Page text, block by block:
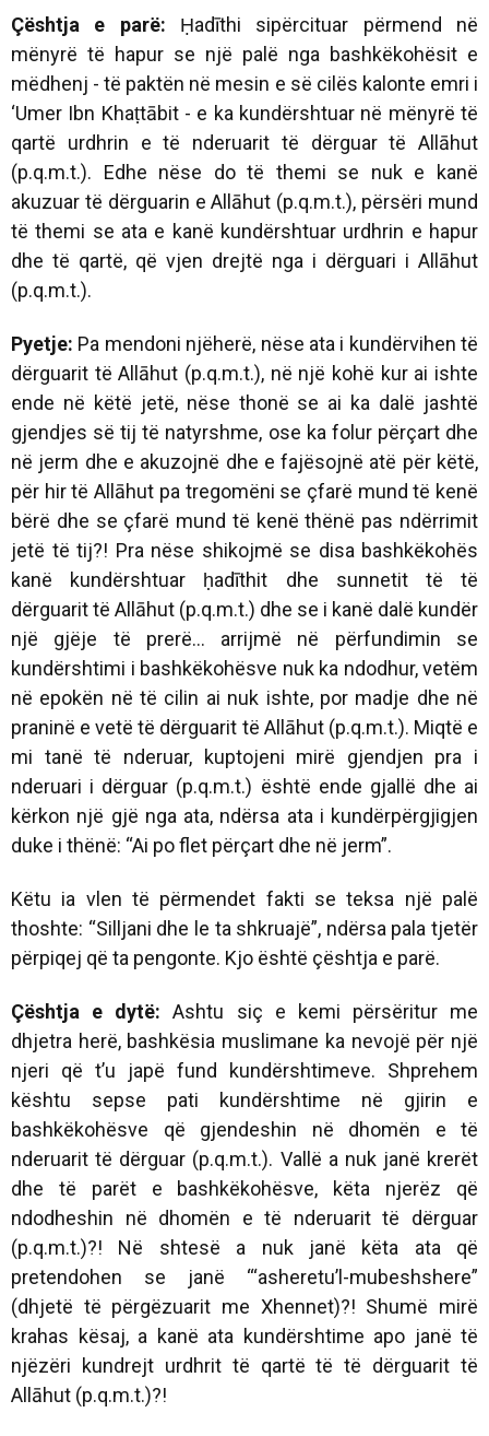
Çështja e parë: Ḥadīthi sipërcituar përmend në
mënyrë të hapur se një palë nga bashkëkohësit e
mëdhenj - të paktën në mesin e së cilës kalonte emri i
‘Umer Ibn Khaṭtābit - e ka kundërshtuar në mënyrë të
qartë urdhrin e të nderuarit të dërguar të Allāhut
(p.q.m.t.). Edhe nëse do të themi se nuk e kanë
akuzuar të dërguarin e Allāhut (p.q.m.t.), përsëri mund
të themi se ata e kanë kundërshtuar urdhrin e hapur
dhe të qartë, që vjen drejtë nga i dërguari i Allāhut
(p.q.m.t.).
Pyetje: Pa mendoni njëherë, nëse ata i kundërvihen të
dërguarit të Allāhut (p.q.m.t.), në një kohë kur ai ishte
ende në këtë jetë, nëse thonë se ai ka dalë jashtë
gjendjes së tij të natyrshme, ose ka folur përçart dhe
në jerm dhe e akuzojnë dhe e fajësojnë atë për këtë,
për hir të Allāhut pa tregomëni se çfarë mund të kenë
bërë dhe se çfarë mund të kenë thënë pas ndërrimit
jetë të tij?! Pra nëse shikojmë se disa bashkëkohës
kanë kundërshtuar ḥadīthit dhe sunnetit të të
dërguarit të Allāhut (p.q.m.t.) dhe se i kanë dalë kundër
një gjëje të prerë... arrijmë në përfundimin se
kundërshtimi i bashkëkohësve nuk ka ndodhur, vetëm
në epokën në të cilin ai nuk ishte, por madje dhe në
praninë e vetë të dërguarit të Allāhut (p.q.m.t.). Miqtë e
mi tanë të nderuar, kuptojeni mirë gjendjen pra i
nderuari i dërguar (p.q.m.t.) është ende gjallë dhe ai
kërkon një gjë nga ata, ndërsa ata i kundërpërgjigjen
duke i thënë: “Ai po flet përçart dhe në jerm”.
Këtu ia vlen të përmendet fakti se teksa një palë
thoshte: “Silljani dhe le ta shkruajë”, ndërsa pala tjetër
përpiqej që ta pengonte. Kjo është çështja e parë.
Çështja e dytë: Ashtu siç e kemi përsëritur me
dhjetra herë, bashkësia muslimane ka nevojë për një
njeri që t’u japë fund kundërshtimeve. Shprehem
kështu sepse pati kundërshtime në gjirin e
bashkëkohësve që gjendeshin në dhomën e të
nderuarit të dërguar (p.q.m.t.). Vallë a nuk janë krerët
dhe të parët e bashkëkohësve, këta njerëz që
ndodheshin në dhomën e të nderuarit të dërguar
(p.q.m.t.)?! Në shtesë a nuk janë këta ata që
pretendohen se janë “‘asheretu’l-mubeshshere”
(dhjetë të përgëzuarit me Xhennet)?! Shumë mirë
krahas kësaj, a kanë ata kundërshtime apo janë të
njëzëri kundrejt urdhrit të qartë të të dërguarit të
Allāhut (p.q.m.t.)?!